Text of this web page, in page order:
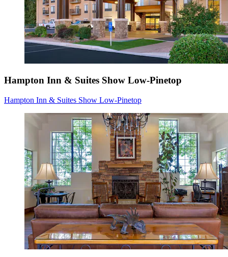
Hampton Inn & Suites Show Low-Pinetop
Hampton Inn & Suites Show Low-Pinetop